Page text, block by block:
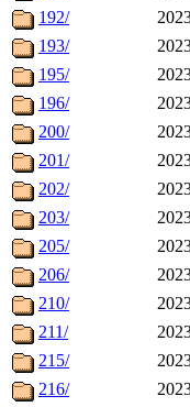
192/
193/
195/
196/
200/
201/
202/
203/
205/
206/
210/
211/
215/
216/